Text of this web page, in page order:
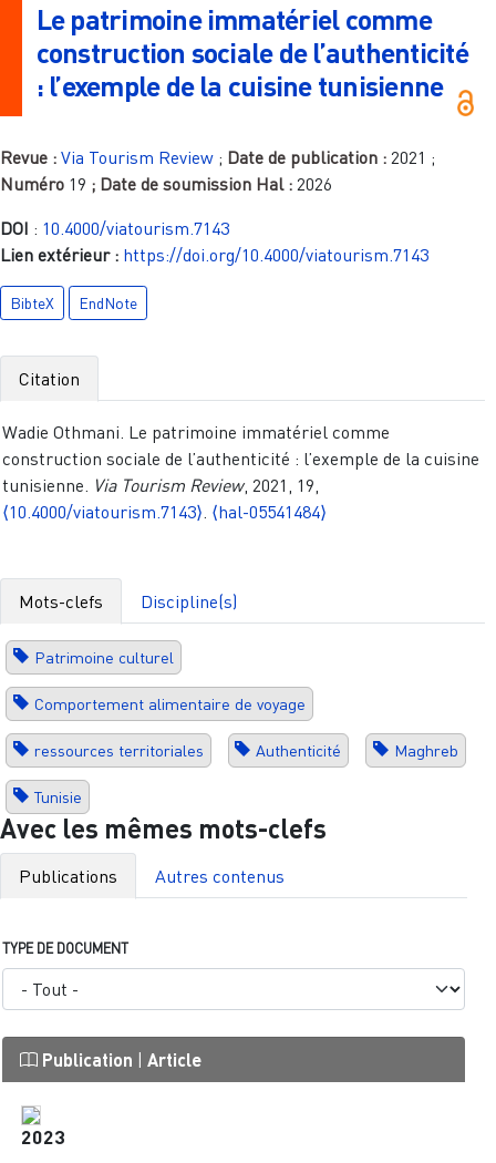
Le patrimoine immatériel comme
construction sociale de l’authenticité
: l’exemple de la cuisine tunisienne
Revue : Via Tourism Review ; Date de publication : 2021 ;
Numéro 19 ; Date de soumission Hal : 2026
DOI : 10.4000/viatourism.7143
Lien extérieur : https://doi.org/10.4000/viatourism.7143
BibteX EndNote
Citation
Wadie Othmani. Le patrimoine immatériel comme
construction sociale de l’authenticité : l’exemple de la cuisine
tunisienne. Via Tourism Review, 2021, 19,
⟨10.4000/viatourism.7143⟩ ⟨hal-05541484⟩
Mots-clefs Discipline(s)
Patrimoine culturel
Comportement alimentaire de voyage
ressources territoriales Authenticité Maghreb
Tunisie
Avec les mêmes mots-clefs
Publications Autres contenus
TYPE DE DOCUMENT
Publication | Article
2023